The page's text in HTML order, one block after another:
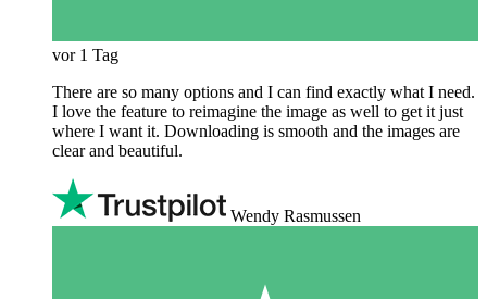
vor 1 Tag
There are so many options and I can find exactly what I need.
I love the feature to reimagine the image as well to get it just
where I want it. Downloading is smooth and the images are
clear and beautiful.
Wendy Rasmussen